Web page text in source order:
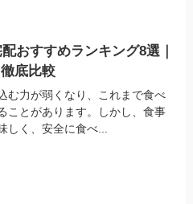
おすすめランキング8選｜
底比較
む力が弱くなり、これまで食べ
ことがあります。しかし、食事
しく、安全に食べ...